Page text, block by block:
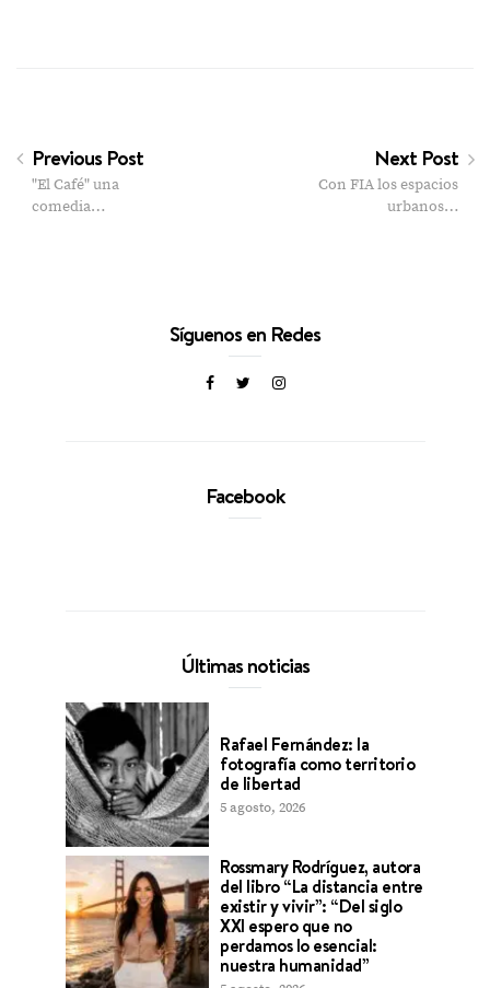
Previous Post
"El Café" una
comedia…
Next Post
Con FIA los espacios
urbanos…
Síguenos en Redes
Facebook
Últimas noticias
Rafael Fernández: la
fotografía como territorio
de libertad
5 agosto, 2026
Rossmary Rodríguez, autora
del libro “La distancia entre
existir y vivir”: “Del siglo
XXI espero que no
perdamos lo esencial:
nuestra humanidad”